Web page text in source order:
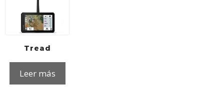
Tread
Leer más